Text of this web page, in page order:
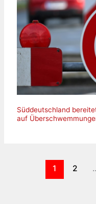
Süddeutschland
auf
1 2